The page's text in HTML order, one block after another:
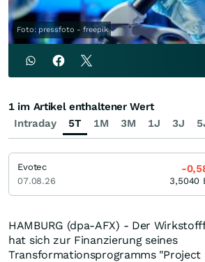
Foto: pressfoto - freepik
HAMBURG (dpa-AFX) - Der
hat sich zur Finanzierung seines
Transformationsprogramms "Project
Intraday 5T 1M 3M 1J 3J
1 im Artikel enthaltener Wert
Evotec
07.08.26
-
3,5040